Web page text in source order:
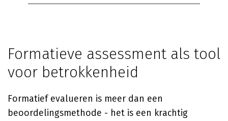
Formatieve assessment als tool
voor betrokkenheid
Formatief evalueren is meer dan een
beoordelingsmethode - het is een krachtig